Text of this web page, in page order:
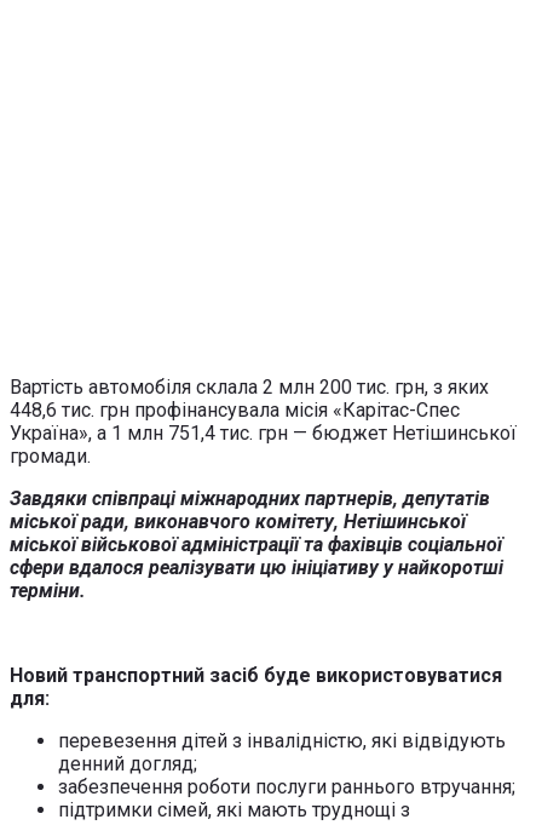
Вартість автомобіля склала 2 млн 200 тис. грн, з яких
448,6 тис. грн профінансувала місія «Карітас-Спес
Україна», а 1 млн 751,4 тис. грн — бюджет Нетішинської
громади.
Завдяки співпраці міжнародних партнерів, депутатів
міської ради, виконавчого комітету, Нетішинської
міської військової адміністрації та фахівців соціальної
сфери вдалося реалізувати цю ініціативу у найкоротші
терміни.
Новий транспортний засіб буде використовуватися
для:
перевезення дітей з інвалідністю, які відвідують
денний догляд;
забезпечення роботи послуги раннього втручання;
підтримки сімей, які мають труднощі з